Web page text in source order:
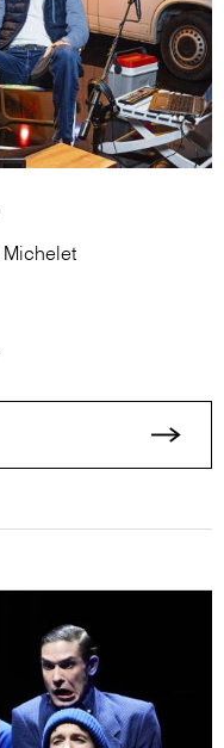
Michelet